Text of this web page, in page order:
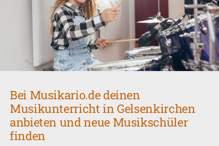
Bei Musikario.de deinen
Musikunterricht in Gelsenkirchen
anbieten und neue Musikschüler
finden